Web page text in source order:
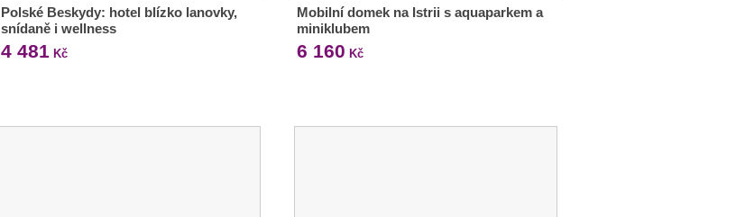
Polské Beskydy: hotel blízko lanovky,
snídaně i wellness
4 481 Kč
Mobilní domek na Istrii s aquaparkem a
miniklubem
6 160 Kč